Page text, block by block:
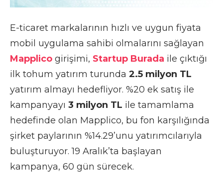
E-ticaret markalarının hızlı ve uygun fiyata
mobil uygulama sahibi olmalarını sağlayan
Mapplico girişimi, Startup Burada ile çıktığı
ilk tohum yatırım turunda 2.5 milyon TL
yatırım almayı hedefliyor. %20 ek satış ile
kampanyayı 3 milyon TL ile tamamlama
hedefinde olan Mapplico, bu fon karşılığında
şirket paylarının %14.29’unu yatırımcılarıyla
buluşturuyor. 19 Aralık’ta başlayan
kampanya, 60 gün sürecek.